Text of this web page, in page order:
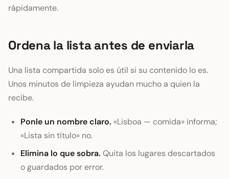
rápidamente.
Ordena la lista antes de enviarla
Una lista compartida solo es útil si su contenido lo es.
Unos minutos de limpieza ayudan mucho a quien la
recibe.
Ponle un nombre claro. «Lisboa — comida» informa;
«Lista sin título» no.
Elimina lo que sobra. Quita los lugares descartados
o guardados por error.